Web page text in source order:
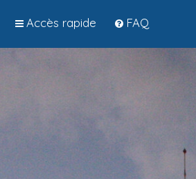
Accès rapide FAQ